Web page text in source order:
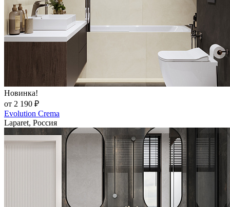
Новинка!
от 2 190 ₽
Evolution Crema
Laparet, Россия